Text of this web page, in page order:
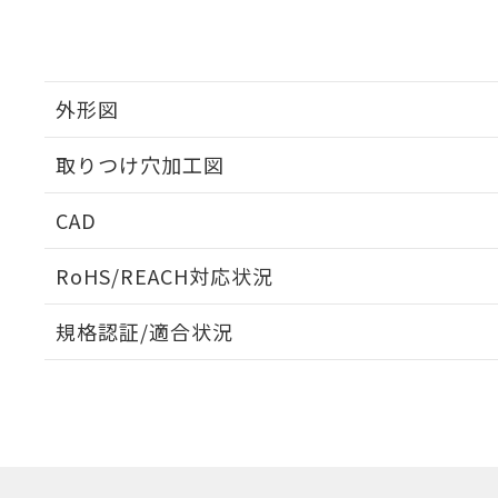
外形図
取りつけ穴加工図
CAD
RoHS/REACH対応状況
EU RoHS 注意事項・凡例
規格認証/適合状況